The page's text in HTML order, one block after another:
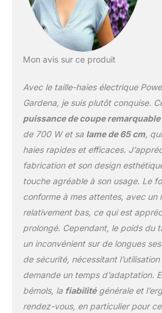
coupe
pour les
Mon avis sur ce produit
Avec le taille-haies électrique
Gardena, je suis plutôt conquise.
puissance de coupe remarquable
de 700 W et sa lame de 65 cm,
haies rapides et efficaces.
fabrication et son design
touche agréable à son usage. Le
conforme à mes attentes, avec un
relativement bas, ce qui est
prolongé. Cependant, le poids du
un inconvénient sur de longues
de sécurité, nécessitant
demande un temps d’adaptation.
bémols, la fiabilitégénérale et
rendez-vous, en particulier pour